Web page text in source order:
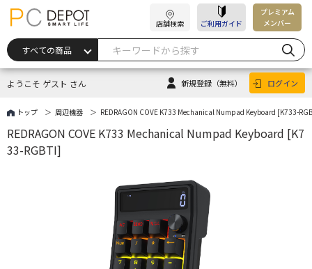
店舗検索 ご利用ガイド
プレミアム
メンバー
ようこそ ゲスト さん 新規登録 （無料） ログイン
トップ 周辺機器 REDRAGON COVE K733 Mechanical Numpad Keyboard [K733-
REDRAGON COVE K733 Mechanical Numpad Keyboard [K7
33-RGBTI]